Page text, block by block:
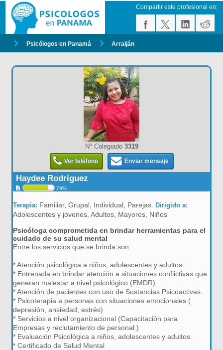
Compartir este profesional en:
Psicólogos en Panamá Arraiján
Nº Colegiado 3319
Ver teléfono Enviar mensaje
Haydee Rodríguez
79%
Terapia: Familiar, Grupal, Individual, Parejas.Dirigido a:
Adolescentes y jóvenes, Adultos, Mayores, Niños
Psicóloga comprometida en brindar herramientas para el
cuidado de su salud mental
Entre los servicios que se brinda son:
* Atención psicológica a niños, adolescentes y adultos.
* Entrenada en brindar atención a situaciones conflictivas que
generan malestar a nivel psicológico (EMDR)
* Atención de pacientes con uso de Sustancias Psicoactivas.
* Psicoterapia a personas con situaciones emocionales (
depresión, ansiedad, estrés)
* Servicios a nivel organizacional (Capacitación para
Empresas y reclutamiento de personal.)
* Evaluación Psicológica a niños, adolescentes y adultos.
* Certificado de Salud Mental